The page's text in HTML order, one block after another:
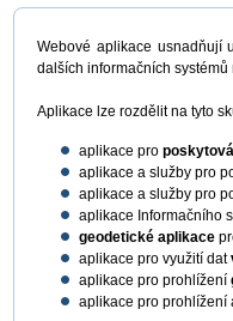
Webové aplikace usnadňují
dalších informačních
Aplikace lze rozdělit na tyto
aplikace pro
aplikace a služby pro
aplikace a služby pro
aplikace Informačního
geodetické aplikace
aplikace pro využití dat
aplikace pro prohlížení
aplikace pro prohlížení